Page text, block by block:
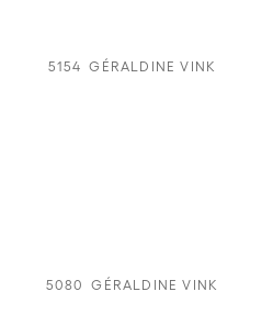
5154 GÉRALDINE VINK
5080 GÉRALDINE VINK